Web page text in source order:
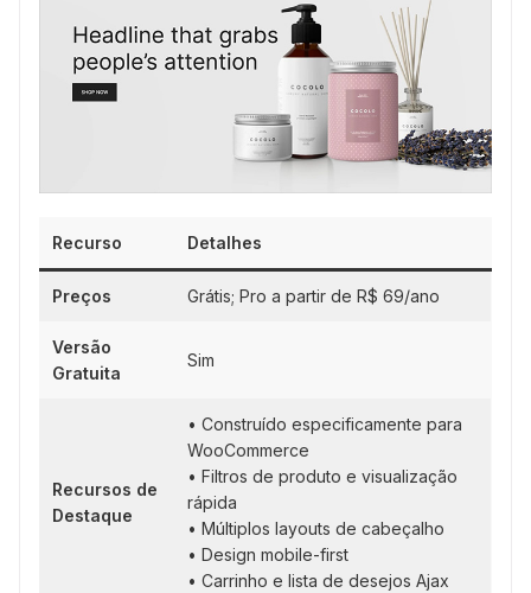
Recurso Detalhes
Preços Grátis; Pro a partir de R$ 69/ano
Versão
Gratuita
Sim
Recursos de
Destaque
• Construído especificamente para
WooCommerce
• Filtros de produto e visualização
rápida
• Múltiplos layouts de cabeçalho
• Design mobile-first
• Carrinho e lista de desejos Ajax